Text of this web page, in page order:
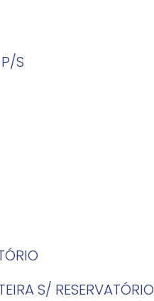
P/S
S/ RESERVATÓRIO